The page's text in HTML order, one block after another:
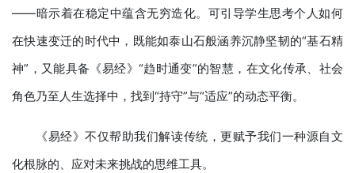
——暗示着在稳定中蕴含无穷造化。可引导学生思考个人如何
在快速变迁的时代中，既能如泰山石般涵养沉静坚韧的“基石精
神”，又能具备《易经》“趋时通变”的智慧，在文化传承、社会
角色乃至人生选择中，找到“持守”与“适应”的动态平衡。
《易经》不仅帮助我们解读传统，更赋予我们一种源自文
化根脉的、应对未来挑战的思维工具。